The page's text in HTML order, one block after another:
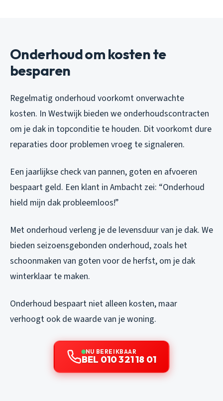
Onderhoud om kosten te
besparen
Regelmatig onderhoud voorkomt onverwachte
kosten. In Westwijk bieden we onderhoudscontracten
om je dak in topconditie te houden. Dit voorkomt dure
reparaties door problemen vroeg te signaleren.
Een jaarlijkse check van pannen, goten en afvoeren
bespaart geld. Een klant in Ambacht zei: “Onderhoud
hield mijn dak probleemloos!”
Met onderhoud verleng je de levensduur van je dak. We
bieden seizoensgebonden onderhoud, zoals het
schoonmaken van goten voor de herfst, om je dak
winterklaar te maken.
Onderhoud bespaart niet alleen kosten, maar
verhoogt ook de waarde van je woning.
NU BEREIKBAAR
BEL 010 321 18 01